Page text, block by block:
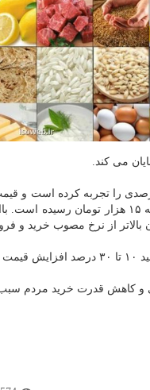
می کند.
و کاهش قدرت خرید مردم